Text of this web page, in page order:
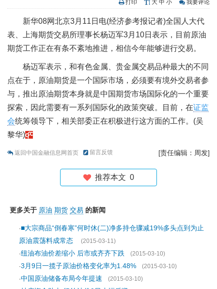
打印
大 中 小 我要评论
新华08网北京3月11日电(经济参考报记者)全国人大代
表、上海期货交易所理事长杨迈军3月10日表示，目前原油
期货工作正在有条不紊地推进，相信今年能够进行交易。
杨迈军表示，和有色金属、贵金属交易品种最大的不同
点在于，原油期货是一个国际市场，必须要有境外交易者参
与，推出原油期货本身就是中国期货市场国际化的一个重要
探索，因此需要有一系列国际化的政策突破。目前，在证监
会统筹领导下，相关部委正在积极进行这方面的工作。(吴
黎华)
返回中国金融信息网首页 留言反馈 [责任编辑：周发]
推荐本文 0
更多关于 原油 期货 交易 的新闻
·■大宗商品“倒春寒”何时休(二)净多持仓骤减19%多头点到为止
原油震荡料成常态
(2015-03-11)
·纽油布油价差缩小 后市或齐齐下跌
(2015-03-10)
·3月9日一揽子原油价格变化率为1.48%
(2015-03-10)
·中国原油储备布局今年提速
(2015-03-10)